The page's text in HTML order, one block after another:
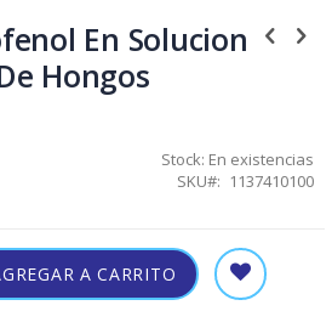
En Solucion
Hongos
Stock: En existencias
SKU
1137410100
A CARRITO